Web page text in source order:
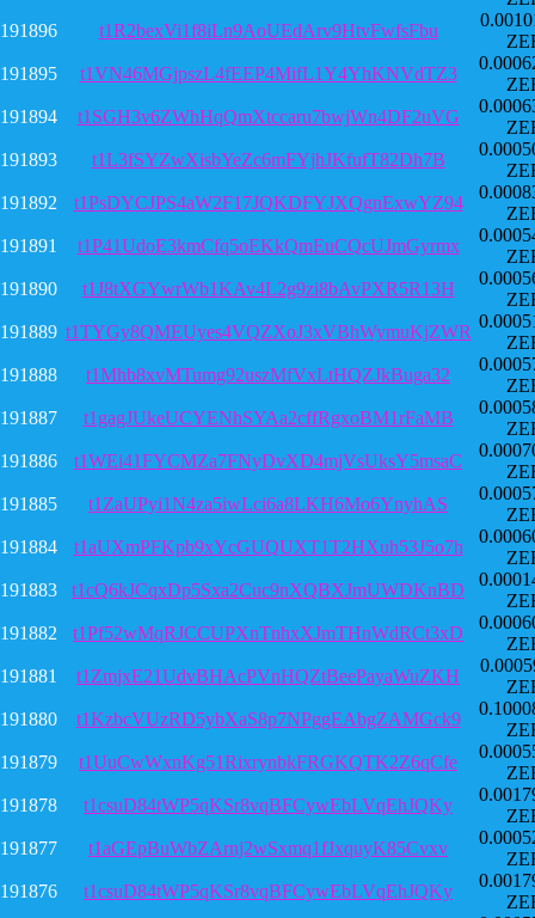
191896
t1R2bexVi1f8iLn9AoUEdArv9HtvFwfsFbu
191895
t1VN46MGjpszL4fEEP4MifL1Y4YhKNVdTZ3
191894
t1SGH3v6ZWhHqQmXtccaru7bwjWn4DF2uVG
191893
t1L3fSYZwXisbYeZc6mFYjhJKfufT82Dh7B
191892
t1PsDYCJPS4aW2F17JQKDFYJXQgnExwYZ94
191891
t1P41UdoE3kmCfq5oEKkQmEuCQcUJmGyrmx
191890
t1J8tXGYwrWb1KAv4L2g9zi8bAvPXR5R13H
191889 t1TYGy8QMEUyes4VQZXoJ3xVBhWymuKjZWR
191888
t1Mhb8xvMTumg92uszMfVxLtHQZJkBuga32
191887
t1gagJUkeUCYENhSYAa2cffRgxoBM1rFaMB
191886
t1WEi41FYCMZa7FNyDvXD4mjVsUksY5msaC
191885
t1ZaUPyi1N4za5iwLci6a8LKH6Mo6YnyhAS
191884
t1aUXmPFKpb9xYcGUQUXT1T2HXuh53J5o7h
191883
t1cQ6kJCqxDp5Sxa2Cuc9nXQBXJmUWDKnBD
191882
t1Pf52wMqRJCCUPXnTnhxXJmTHnWdRCt3xD
191881
t1ZmjxE21UdvBHAcPVnHQZtBeePayaWuZKH
191880
t1KzbcVUzRD5ybXaS8p7NPggEAbgZAMGck9
191879
t1UuCwWxnKg51RixrynbkFRGKQTK2Z6qCfe
191878
t1csuD84tWP5qKSr8vqBFCywEbLVqEhJQKy
191877
t1aGEpBuWbZArnj2wSxmq1fJxquyK85Cvxv
191876
t1csuD84tWP5qKSr8vqBFCywEbLVqEhJQKy